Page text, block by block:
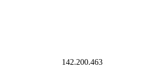
142.200.463